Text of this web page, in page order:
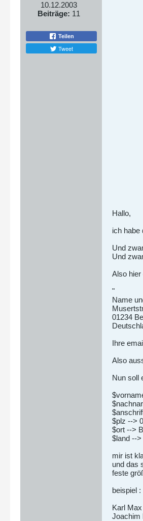
10.12.2003
Beiträge: 11
Teilen
Tweet
Hallo,
ich habe
Und
Und
Also hier
"
Name
01234
Ihre
Also
Nun soll
$plz -->
$ort -->
$land --
mir ist
und das
feste
beispiel :
Karl
Joachim